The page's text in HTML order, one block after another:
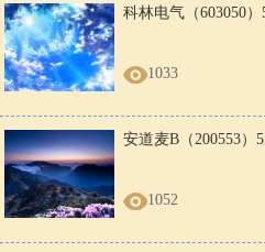
科林电气（603050
1033
安道麦B（200553）
1052